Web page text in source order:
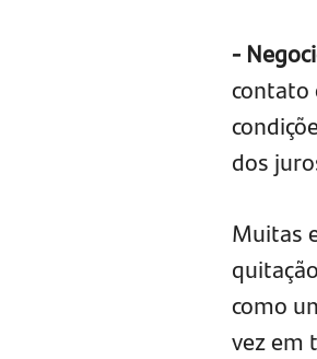
-
contato
dos
Muitas
como
vez em